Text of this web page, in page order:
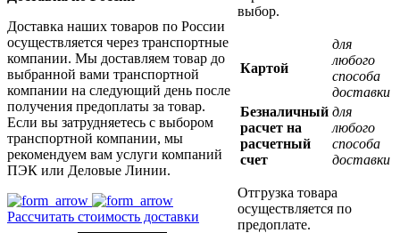
Доставка наших товаров по России
осуществляется через транспортные
компании. Мы доставляем товар до
выбранной вами транспортной
компании на следующий день после
получения предоплаты за товар.
Если вы затрудняетесь с выбором
транспортной компании, мы
рекомендуем вам услуги компаний
ПЭК или Деловые Линии.
Рассчитать стоимость доставки
выбор.
Картой
для
любого
способа
доставки
Безналичный
расчет на
расчетный
счет
для
любого
способа
доставки
Отгрузка товара
осуществляется по
предоплате.